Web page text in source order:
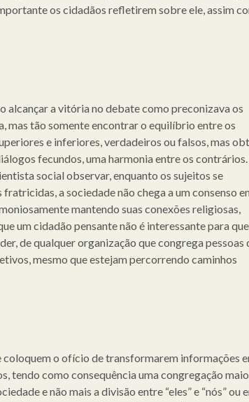
os cidadãos refletirem sobre ele, assim
alcançar a vitória no debate como preconizava os
mas tão somente encontrar o equilíbrio entre os
e inferiores, verdadeiros ou falsos, mas
fecundos, uma harmonia entre os contrários.
social observar, enquanto os sujeitos se
a sociedade não chega a um consenso
mantendo suas conexões religiosas,
um cidadão pensante não é interessante para
de qualquer organização que congrega pessoas
mesmo que estejam percorrendo caminhos
coloquem o ofício de transformarem informações
tendo como consequência uma congregação
e não mais a divisão entre “eles” e “nós” ou